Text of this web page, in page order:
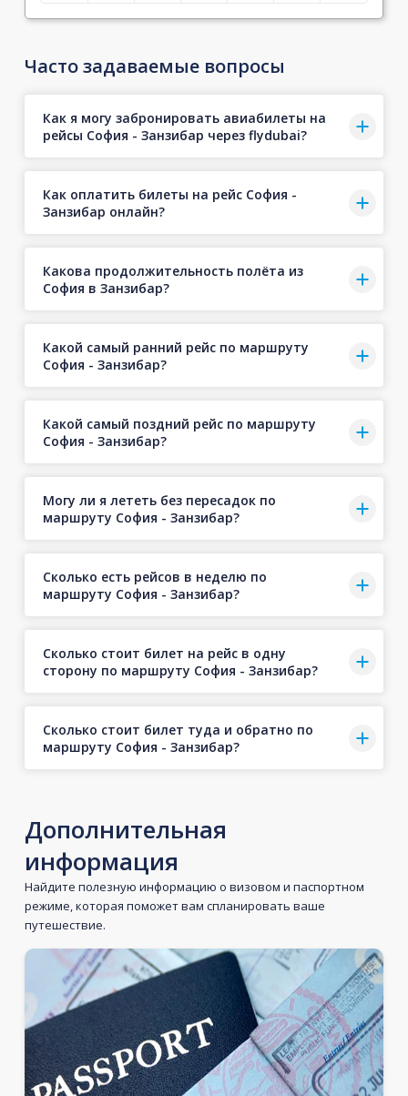
Часто задаваемые вопросы
Как я могу забронировать авиабилеты на
рейсы София - Занзибар через flydubai?
Как оплатить билеты на рейс София -
Занзибар онлайн?
Какова продолжительность полёта из
София в Занзибар?
Какой самый ранний рейс по маршруту
София - Занзибар?
Какой самый поздний рейс по маршруту
София - Занзибар?
Могу ли я лететь без пересадок по
маршруту София - Занзибар?
Сколько есть рейсов в неделю по
маршруту София - Занзибар?
Сколько стоит билет на рейс в одну
сторону по маршруту София - Занзибар?
Сколько стоит билет туда и обратно по
маршруту София - Занзибар?
Дополнительная
информация
Найдите полезную информацию о визовом и паспортном
режиме, которая поможет вам спланировать ваше
путешествие.